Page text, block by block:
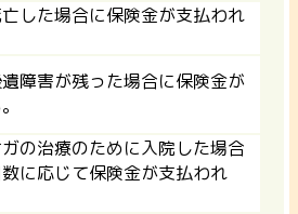
した場合に保険金が支払われ
障害が残った場合に保険金が
の治療のために入院した場合
に応じて保険金が支払われ